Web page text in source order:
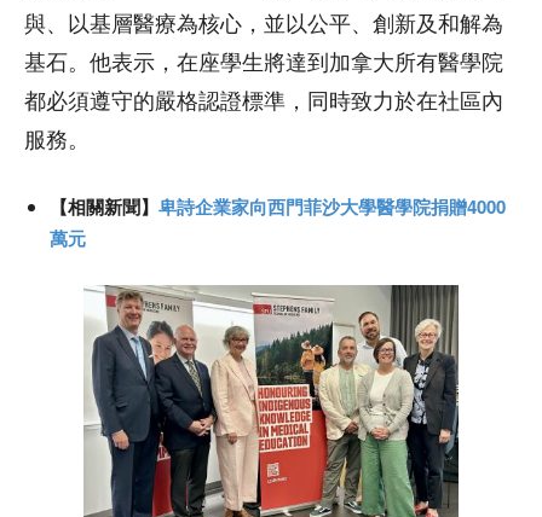
與、以基層醫療為核心，並以公平、創新及和解為
基石。他表示，在座學生將達到加拿大所有醫學院
都必須遵守的嚴格認證標準，同時致力於在社區內
服務。
【相關新聞】 卑詩企業家向西門菲沙大學醫學院捐贈4000
萬元